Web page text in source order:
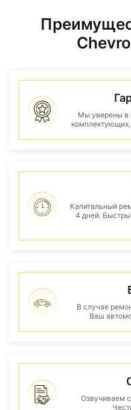
Мы уверены в
Капитальный
4 дней.
В случае
Ваш
Озвучиваем